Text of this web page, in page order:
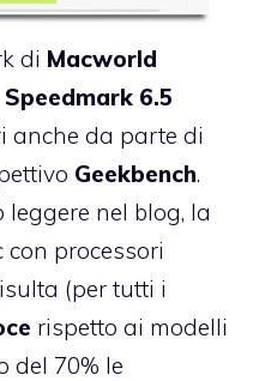
di Macworld
Speedmark 6.5
anche da parte di
Geekbench.
nel blog, la
processori
(per tutti i
rispetto ai modelli
del 70% le